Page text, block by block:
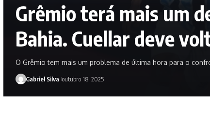
Grêmio terá mais um
Bahia. Cuellar deve
O Grêmio tem mais um problema de última hora para o
Gabriel Silva outubro 18, 2025